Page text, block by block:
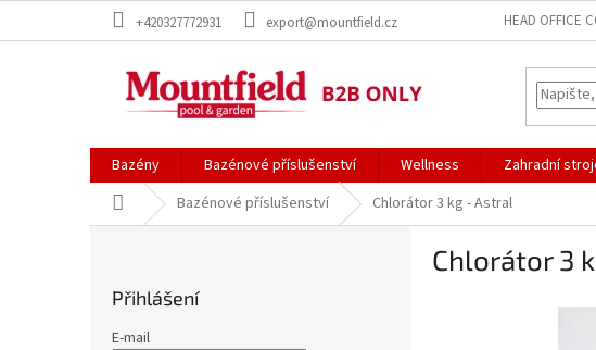
+420327772931 export@mountfield.cz HEAD OFFICE
Bazény Bazénové příslušenství Wellness Zahradní
Domů Bazénové příslušenství Chlorátor 3 kg - Astral
Přihlášení
E-mail
Chlorátor 3